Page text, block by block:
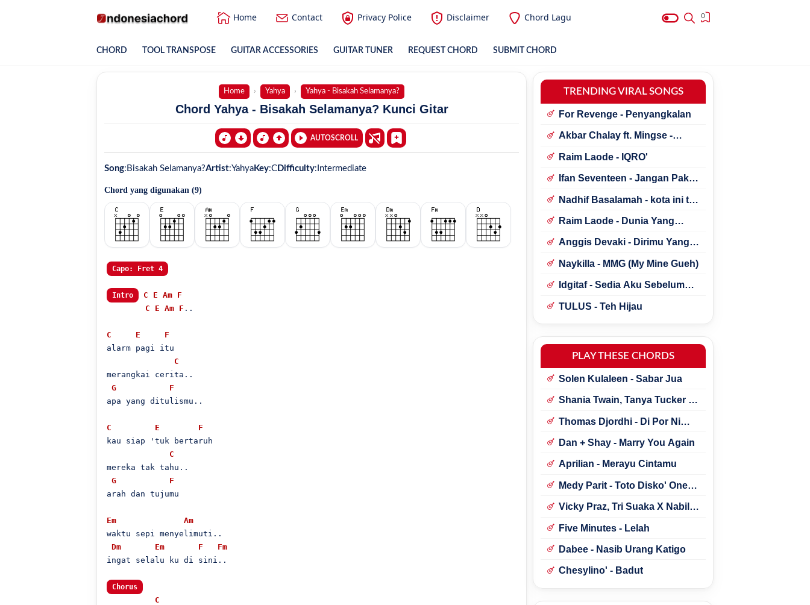
Home Contact Privacy Police Disclaimer Chord Lagu 0
CHORD TOOL TRANSPOSE GUITAR ACCESSORIES GUITAR TUNER REQUEST CHORD SUBMIT CHORD
Home Yahya Yahya - Bisakah Selamanya?
Chord Yahya - Bisakah Selamanya? Kunci Gitar
AUTOSCROLL
Song: Bisakah Selamanya?Artist:Yahya Key:C Difficulty: Intermediate
Chord yang digunakan (9)
Capo: Fret 4
Intro C E Am F
C
E Am F ..
C E
F
alarm pagi itu
C
merangkai cerita..
G
F
apa yang ditulismu..
C E
F
kau siap 'tuk bertaruh
C
mereka tak tahu..
G
F
arah dan tujumu
Em
Am
waktu sepi menyelimuti..
Dm
Em F
Fm
ingat selalu ku di sini..
Chorus
C
TRENDING VIRAL SONGS
For Revenge - Penyangkalan
Akbar Chalay ft. Mingse -
Raim Laode - IQRO'
Ifan Seventeen - Jangan Paksa
Nadhif Basalamah - kota ini tak
Raim Laode - Dunia Yang
Anggis Devaki - Dirimu Yang
Naykilla - MMG (My Mine Gueh)
Idgitaf - Sedia Aku Sebelum
TULUS - Teh Hijau
PLAY THESE CHORDS
Solen Kulaleen - Sabar Jua
Shania Twain, Tanya Tucker -
Thomas Djordhi - Di Por Ni
Dan + Shay - Marry You Again
Aprilian - Merayu Cintamu
Medy Parit - Toto Disko' One
Vicky Praz, Tri Suaka X Nabila
Five Minutes - Lelah
Dabee - Nasib Urang Katigo
Chesylino' - Badut